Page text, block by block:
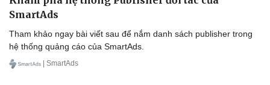
Doanh nghiệp
SmartAds
Tham khảo ngay bài viết sau để nắm danh sách publisher trong
hệ thống quảng cáo của SmartAds.
| SmartAds